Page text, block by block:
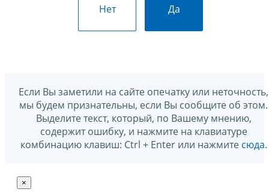
Нет Да
Если Вы заметили на сайте опечатку или неточность,
мы будем признательны, если Вы сообщите об этом.
Выделите текст, который, по Вашему мнению,
содержит ошибку, и нажмите на клавиатуре
комбинацию клавиш: Ctrl + Enter или нажмите сюда.
×